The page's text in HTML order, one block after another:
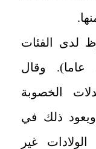
لدى الفئات
العمرية الأصغر سنا (15-24 عاما). وقال
الخصوبة
ذلك في
غير